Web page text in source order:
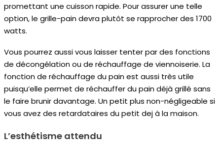
promettant une cuisson rapide. Pour assurer une telle
option, le grille-pain devra plutôt se rapprocher des 1700
watts.
Vous pourrez aussi vous laisser tenter par des fonctions
de décongélation ou de réchauffage de viennoiserie. La
fonction de réchauffage du pain est aussi très utile
puisqu’elle permet de réchauffer du pain déjà grillé sans
le faire brunir davantage. Un petit plus non-négligeable si
vous avez des retardataires du petit dej à la maison.
L’esthétisme attendu